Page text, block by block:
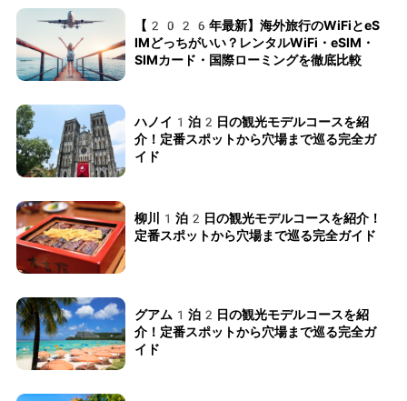
【2026年最新】海外旅行のWiFiとeS
IMどっちがいい？レンタルWiFi・eSIM・
SIMカード・国際ローミングを徹底比較
ハノイ1泊2日の観光モデルコースを紹
介！定番スポットから穴場まで巡る完全ガ
イド
柳川1泊2日の観光モデルコースを紹介！
定番スポットから穴場まで巡る完全ガイド
グアム1泊2日の観光モデルコースを紹
介！定番スポットから穴場まで巡る完全ガ
イド